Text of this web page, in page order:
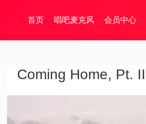
首页 唱吧麦克风 会员中心
Coming Home, Pt. II